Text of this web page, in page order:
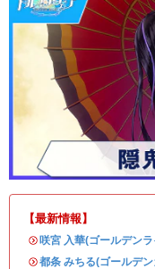
【最新情報】
・咲宮 入華(ゴールデン
・都条 みちる(ゴールデ